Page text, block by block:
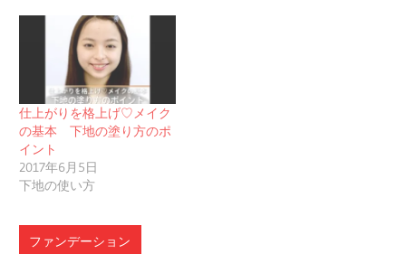
仕上がりを格上げ♡メイク
の基本 下地の塗り方のポ
イント
2017年6月5日
下地の使い方
ファンデーション